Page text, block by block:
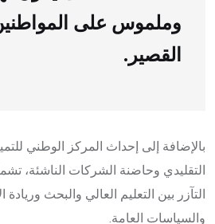
وملموس على
القصير.
بالإضافة إلى إحداث المركز الوطني
التقليدي وحاضنة الشركات الناشئة،
التآزر بين التعليم العالي والبحث
والسياسات العامة.